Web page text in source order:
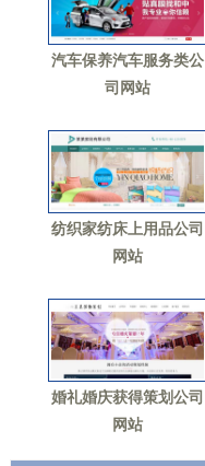
汽车保养汽车服务类公
司网站
纺织家纺床上用品公司
网站
婚礼婚庆获得策划公司
网站